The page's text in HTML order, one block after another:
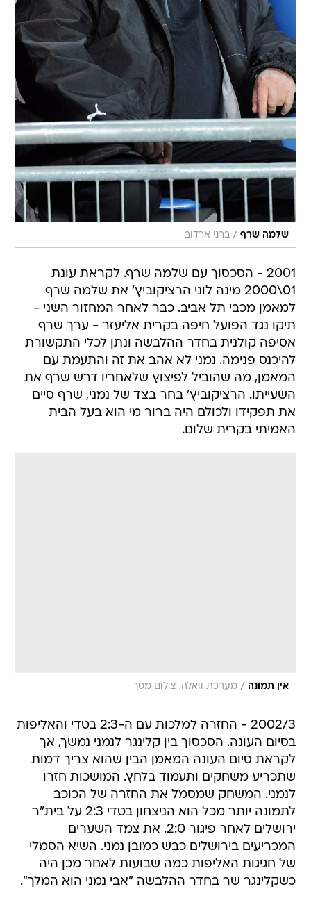
שלמה שרף / ברני ארדוב
2001 - הסכסוך עם שלמה שרף. לקראת עונת
01\2000 מינה לוני הרציקוביץ' את שלמה שרף
למאמן מכבי תל אביב. כבר לאחר המחזור השני -
תיקו נגד הפועל חיפה בקרית אליעזר - ערך שרף
אסיפה קולנית בחדר ההלבשה ונתן לכלי התקשורת
להיכנס פנימה. נמני לא אהב את זה והתעמת עם
המאמן, מה שהוביל לפיצוץ שלאחריו דרש שרף את
השעייתו. הרציקוביץ' בחר בצד של נמני, שרף סיים
את תפקידו ולכולם היה ברור מי הוא בעל הבית
האמיתי בקרית שלום.
אין תמונה / מערכת וואלה, צילום מסך
2002/3 - החזרה למלכות עם ה-2:3 בטדי והאליפות
בסיום העונה. הסכסוך בין קלינגר לנמני נמשך, אך
לקראת סיום העונה המאמן הבין שהוא צריך דמות
שתכריע משחקים ותעמוד בלחץ. המושכות חזרו
לנמני. המשחק שמסמל את החזרה של הכוכב
לתמונה יותר מכל הוא הניצחון בטדי 2:3 על בית"ר
ירושלים לאחר פיגור 2:0. את צמד השערים
המכריעים בירושלים כבש כמובן נמני. השיא הסמלי
של חגיגות האליפות כמה שבועות לאחר מכן היה
כשקלינגר שר בחדר ההלבשה "אבי נמני הוא המלך".